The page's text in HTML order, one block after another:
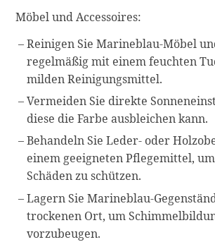
Möbel und Accessoires:
Reinigen Sie Marineblau-Möbel
regelmäßig mit einem feuchten
milden Reinigungsmittel.
Vermeiden Sie direkte
diese die Farbe ausbleichen kann.
Behandeln Sie Leder- oder
einem geeigneten Pflegemittel,
Schäden zu schützen.
Lagern Sie Marineblau-
trockenen Ort, um
vorzubeugen.